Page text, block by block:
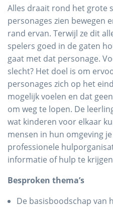
Alles draait rond het grote
personages zien bewegen
rand ervan. Terwijl ze dit
spelers goed in de gaten
gaat met dat personage.
slecht? Het doel is om
personages zich op het
mogelijk voelen en dat
om weg te lopen. De
wat kinderen voor elkaar
mensen in hun omgeving
professionele
informatie of hulp te
Besproken thema’s
De basisboodschap van